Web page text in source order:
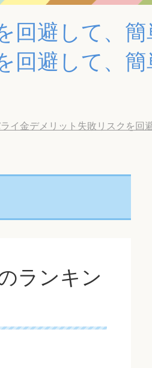
回避して、
回避して、
金デメリット失敗リスクを回
ランキン